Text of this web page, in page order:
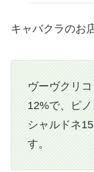
キャバクラのお
ヴーヴクリ
12%で、ピ
シャルドネ
す。